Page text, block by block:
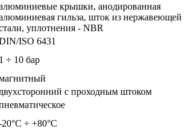
крышки, анодированная
гильза, шток из нержавеющей
уплотнения - NBR
ISO 6431
1 ÷ 10 бар
двухсторонний с проходным штоком
20°C ÷ +80°C